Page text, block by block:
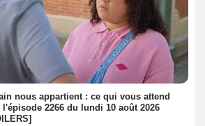
nous appartient : ce qui vous attend
l'épisode 2266 du lundi 10 août 2026